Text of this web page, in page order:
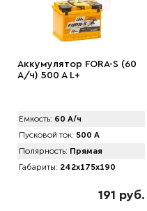
Аккумулятор FORA-S (60
А/ч) 500 A L+
Емкость: 60 А/ч
Пусковой ток: 500 А
Полярность: Прямая
Габариты: 242x175x190
191 руб.